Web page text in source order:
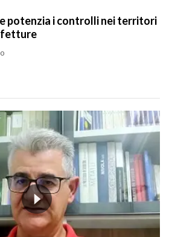
potenzia i controlli nei territori